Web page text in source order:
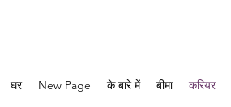
घर New Page के बारे में बीमा करियर